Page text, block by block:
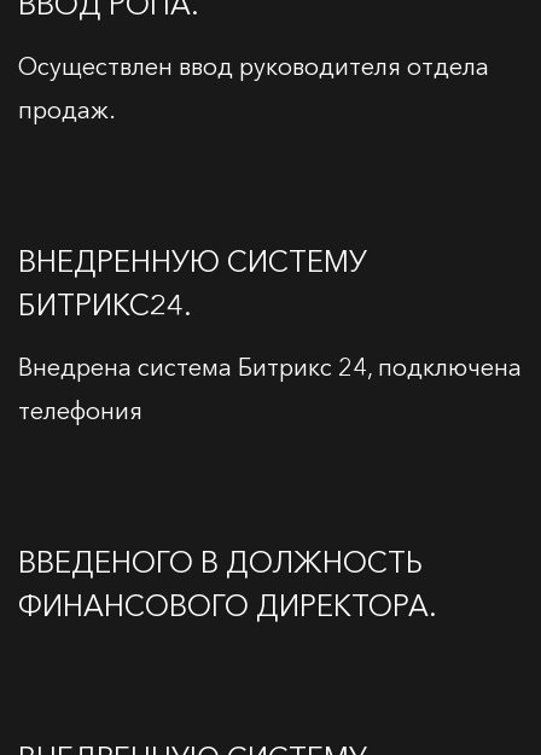
Осуществлен ввод руководителя отдела
продаж.
ВНЕДРЕННУЮ СИСТЕМУ
БИТРИКС24.
Внедрена система Битрикс 24, подключена
телефония
ВВЕДЕНОГО В ДОЛЖНОСТЬ
ФИНАНСОВОГО ДИРЕКТОРА.